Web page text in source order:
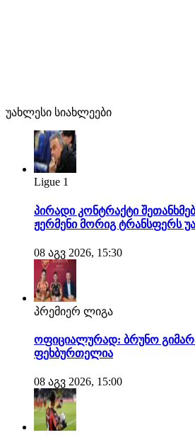
უახლესი სიახლეები
Ligue 1
პირადი კონტრაქტი
ჟერმენი მორიგ ტრანსფერს
08 აგვ 2026, 15:30
პრემიერ ლიგა
ოფიციალურად: ბრუნო
ფეხბურთელია
08 აგვ 2026, 15:00